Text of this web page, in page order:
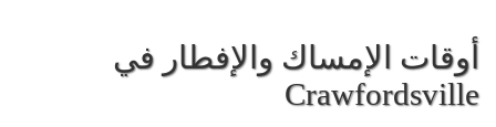
أوقات الإمساك والإفطار في
Crawfordsville